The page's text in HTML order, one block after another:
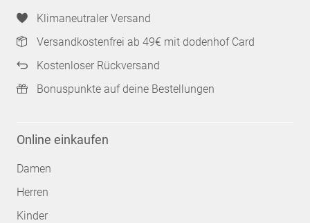
Klimaneutraler Versand
Versandkostenfrei ab 49€ mit dodenhof Card
Kostenloser Rückversand
Bonuspunkte auf deine Bestellungen
Online einkaufen
Damen
Herren
Kinder